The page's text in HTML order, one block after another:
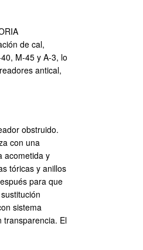
de cal,
M-45 y A-3, lo
antical,
obstruido.
con una
acometida y
tóricas y anillos
para que
sistema
transparencia. El